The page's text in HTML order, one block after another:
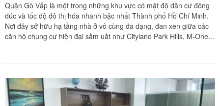
Quận Gò Vấp là một trong những khu vực có mật độ dân cư đông
đúc và tốc độ đô thị hóa nhanh bậc nhất Thành phố Hồ Chí Minh.
Nơi đây sở hữu hạ tầng nhà ở vô cùng đa dạng, đan xen giữa các
căn hộ chung cư hiện đại sầm uất như Cityland Park Hills, M-One